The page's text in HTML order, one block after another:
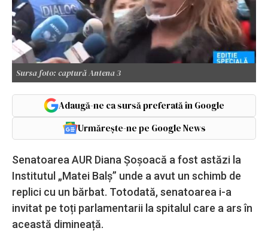
Sursa foto: captură Antena 3
Adaugă-ne ca sursă preferată în Google
Urmărește-ne pe Google News
Senatoarea AUR Diana Șoșoacă a fost astăzi la
Institutul „Matei Balș” unde a avut un schimb de
replici cu un bărbat. Totodată, senatoarea i-a
invitat pe toți parlamentarii la spitalul care a ars în
această dimineață.